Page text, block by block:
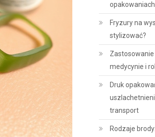
opakowaniach
Fryzury na
stylizować?
medycynie i
Druk
transport
Rodzaje